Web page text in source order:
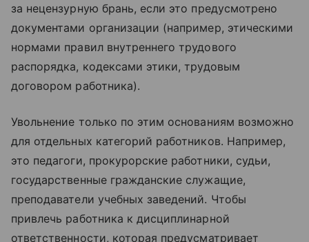
за нецензурную брань, если это предусмотрено
документами организации (например, этическими
нормами правил внутреннего трудового
распорядка, кодексами этики, трудовым
договором работника).
Увольнение только по этим основаниям возможно
для отдельных категорий работников. Например,
это педагоги, прокурорские работники, судьи,
государственные гражданские служащие,
преподаватели учебных заведений. Чтобы
привлечь работника к дисциплинарной
ответственности, которая предусматривает